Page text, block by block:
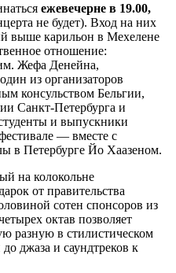
ежевечерне в 19.00,
не будет). Вход на них
выше карильон в Мехелене
отношение:
Жефа Денейна,
из организаторов
консульством Бельгии,
Санкт-Петербурга и
и выпускники
— вместе с
в Петербурге Йо Хаазеном.
на колокольне
от правительства
сотен спонсоров из
октав позволяет
разную в стилистическом
джаза и саундтреков к